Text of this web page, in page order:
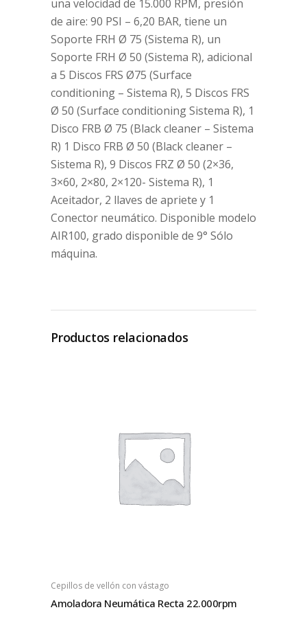
una velocidad de 15.000 RPM, presión
de aire: 90 PSI – 6,20 BAR, tiene un
Soporte FRH Ø 75 (Sistema R), un
Soporte FRH Ø 50 (Sistema R), adicional
a 5 Discos FRS Ø75 (Surface
conditioning – Sistema R), 5 Discos FRS
Ø 50 (Surface conditioning Sistema R), 1
Disco FRB Ø 75 (Black cleaner – Sistema
R) 1 Disco FRB Ø 50 (Black cleaner –
Sistema R), 9 Discos FRZ Ø 50 (2×36,
3×60, 2×80, 2×120- Sistema R), 1
Aceitador, 2 llaves de apriete y 1
Conector neumático. Disponible modelo
AIR100, grado disponible de 9° Sólo
máquina.
Productos relacionados
Cepillos de vellón con vástago
Amoladora Neumática Recta 22.000rpm